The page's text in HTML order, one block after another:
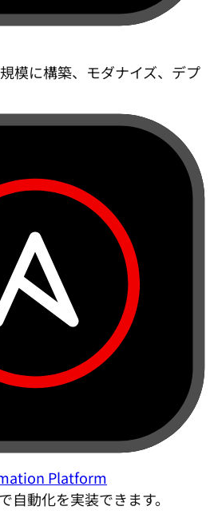
模に構築、モダナイズ、デプ
Platform
自動化を実装できます。